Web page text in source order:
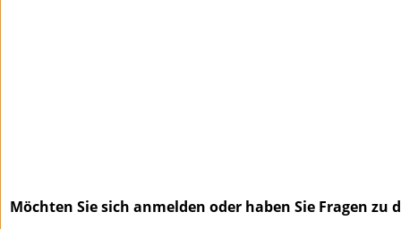
Möchten Sie sich anmelden oder haben Sie Fragen